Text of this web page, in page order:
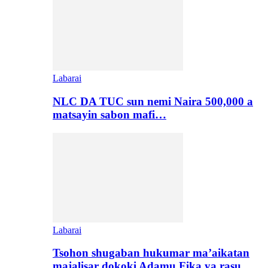
Labarai
NLC DA TUC sun nemi Naira 500,000 a
matsayin sabon mafi…
Labarai
Tsohon shugaban hukumar ma’aikatan